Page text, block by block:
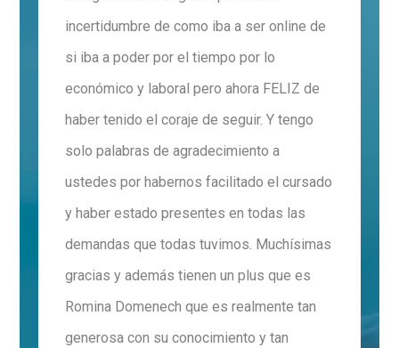
incertidumbre de como iba a ser online de
si iba a poder por el tiempo por lo
económico y laboral pero ahora FELIZ de
haber tenido el coraje de seguir. Y tengo
solo palabras de agradecimiento a
ustedes por habernos facilitado el cursado
y haber estado presentes en todas las
demandas que todas tuvimos. Muchísimas
gracias y además tienen un plus que es
Romina Domenech que es realmente tan
generosa con su conocimiento y tan